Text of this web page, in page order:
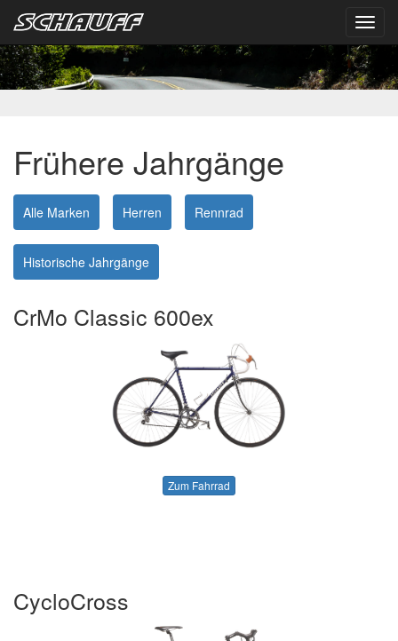
Frühere Jahrgänge
Alle Marken Herren Rennrad
Historische Jahrgänge
CrMo Classic 600ex
Zum Fahrrad
CycloCross